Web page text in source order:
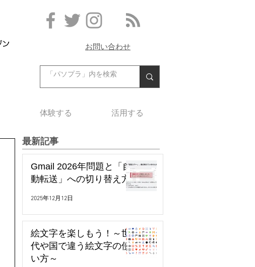
お問い合わせ
体験する 活用する
最新記事
Gmail 2026年問題と「自
動転送」への切り替え方
2025年12月12日
絵文字を楽しもう！～世
代や国で違う絵文字の使
い方～